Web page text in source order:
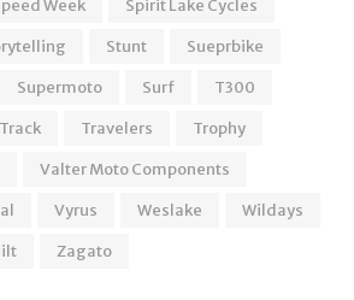
Week
Spirit Lake Cycles
Stunt
Sueprbike
Supermoto Surf
T300
Track Travelers
Trophy
Valter Moto Components
Vyrus Weslake
Wildays
Zagato